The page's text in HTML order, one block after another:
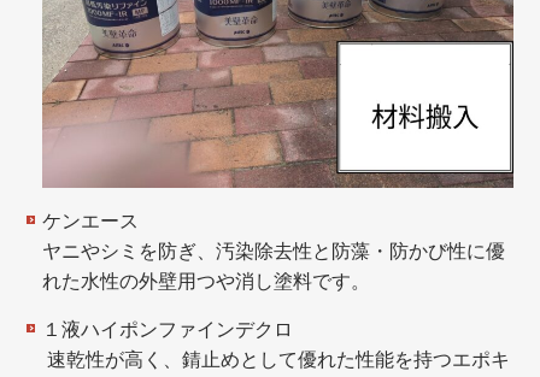
ケンエース
ヤニやシミを防ぎ、汚染除去性と防藻・防かび性に優
れた水性の外壁用つや消し塗料です。
１液ハイポンファインデクロ
速乾性が高く、錆止めとして優れた性能を持つエポキ